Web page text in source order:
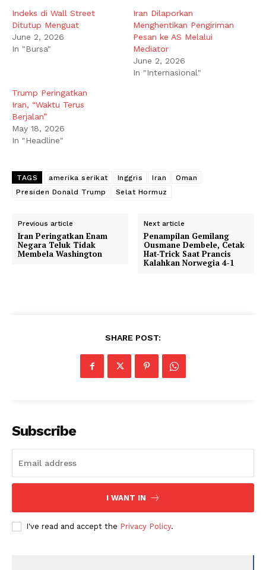
Indeks di Wall Street
Ditutup Menguat
June 2, 2026
In "Bursa"
Iran Dilaporkan
Menghentikan Pengiriman
Pesan ke AS Melalui
Mediator
June 2, 2026
In "Internasional"
Trump Peringatkan
Iran, “Waktu Terus
Berjalan”
May 18, 2026
In "Headline"
TAGS amerika serikat Inggris Iran
Oman
Presiden Donald Trump
Selat Hormuz
Previous article
Iran Peringatkan Enam
Negara Teluk Tidak
Membela Washington
Next article
Penampilan Gemilang
Ousmane Dembele, Cetak
Hat-Trick Saat Prancis
Kalahkan Norwegia 4-1
SHARE POST:
Subscribe
I WANT IN
I've read and accept the Privacy Policy.